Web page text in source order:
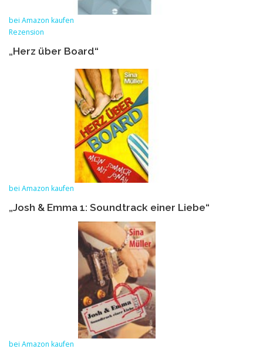
bei Amazon kaufen
Rezension
„Herz über Board“
bei Amazon kaufen
„Josh & Emma 1: Soundtrack einer Liebe“
bei Amazon kaufen